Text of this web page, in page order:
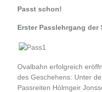
Passt schon!
Erster Passlehrgang
Ovalbahn erfolgreich
des Geschehens: Unter
Passreiten Hólmgeir